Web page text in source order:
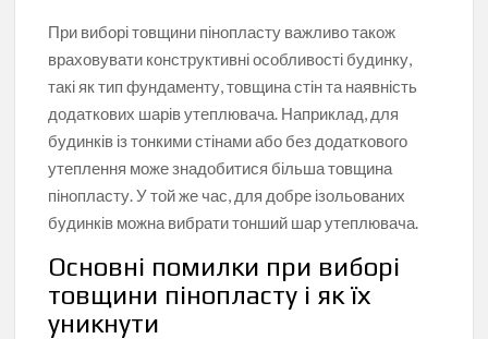
При виборі товщини пінопласту важливо також
враховувати конструктивні особливості будинку,
такі як тип фундаменту, товщина стін та наявність
додаткових шарів утеплювача. Наприклад, для
будинків із тонкими стінами або без додаткового
утеплення може знадобитися більша товщина
пінопласту. У той же час, для добре ізольованих
будинків можна вибрати тонший шар утеплювача.
Основні помилки при виборі
товщини пінопласту і як їх
уникнути